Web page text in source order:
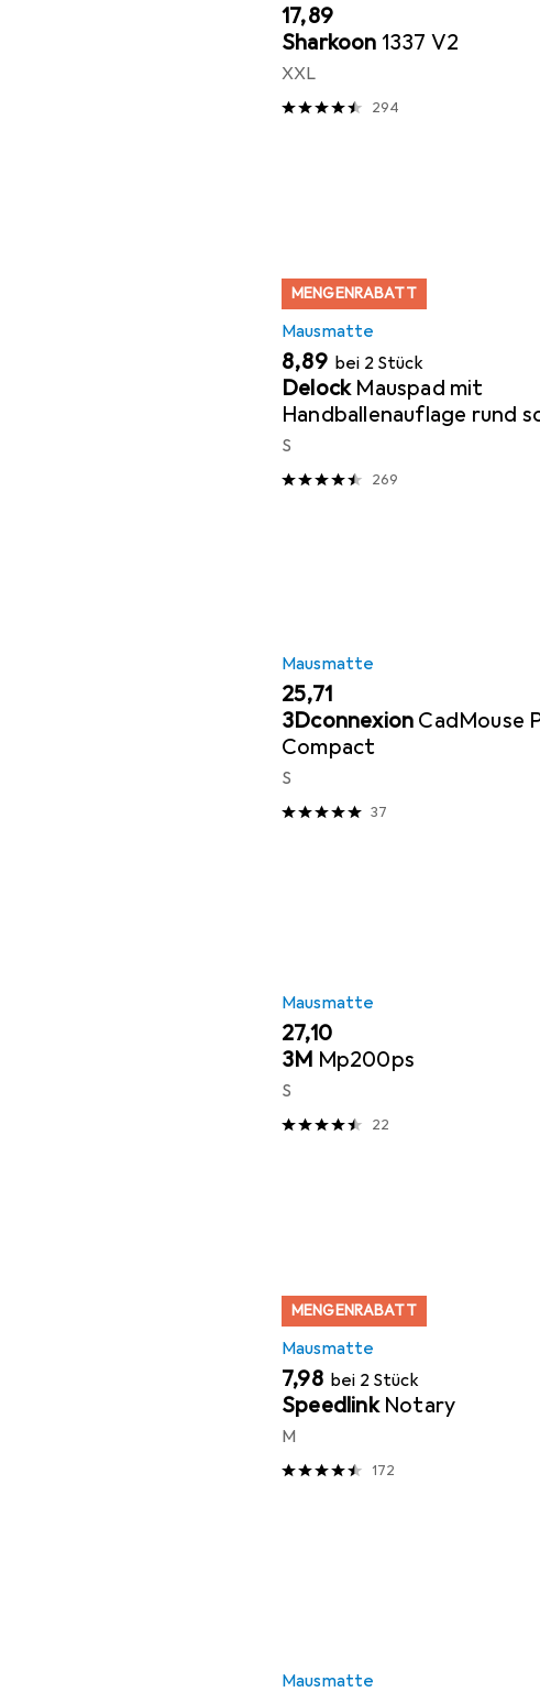
EUR
17,89
Sharkoon 1337 V2
XXL
294
MENGENRABATT
Mausmatte
EUR
8,89 bei 2 Stück
Delock Mauspad mit
Handballenauflage rund
S
269
Mausmatte
EUR
25,71
3Dconnexion CadMouse
Compact
S
37
Mausmatte
EUR
27,10
3M Mp200ps
S
22
MENGENRABATT
Mausmatte
EUR
7,98 bei 2 Stück
Speedlink Notary
M
172
Mausmatte